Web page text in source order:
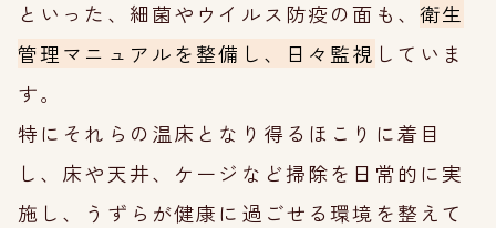
といった、細菌やウイルス防疫の面も、 衛生
管理マニュアルを整備し、日々監視 していま
す。
特にそれらの温床となり得るほこりに着目
し、床や天井、ケージなど掃除を日常的に実
施し、うずらが健康に過ごせる環境を整えて